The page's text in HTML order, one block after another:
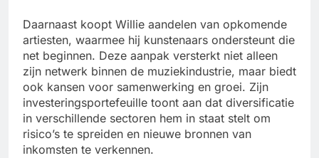
Daarnaast koopt Willie aandelen van opkomende
artiesten, waarmee hij kunstenaars ondersteunt die
net beginnen. Deze aanpak versterkt niet alleen
zijn netwerk binnen de muziekindustrie, maar biedt
ook kansen voor samenwerking en groei. Zijn
investeringsportefeuille toont aan dat diversificatie
in verschillende sectoren hem in staat stelt om
risico’s te spreiden en nieuwe bronnen van
inkomsten te verkennen.